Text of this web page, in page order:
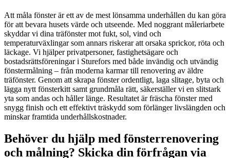
Att måla fönster är ett av de mest lönsamma underhållen du kan göra
för att bevara husets värde och utseende. Med noggrant måleriarbete
skyddar vi dina träfönster mot fukt, sol, vind och
temperaturväxlingar som annars riskerar att orsaka sprickor, röta och
läckage. Vi hjälper privatpersoner, fastighetsägare och
bostadsrättsföreningar i Sturefors med både invändig och utvändig
fönstermålning – från moderna karmar till renovering av äldre
träfönster. Genom att skrapa fönster ordentligt, laga slitage, byta och
lägga nytt fönsterkitt samt grundmåla rätt, säkerställer vi en slitstark
yta som andas och håller länge. Resultatet är fräscha fönster med
snygg finish och ett effektivt träskydd som förlänger livslängden och
minskar framtida underhållskostnader.
Behöver du hjälp med fönsterrenovering
och målning? Skicka din förfrågan via